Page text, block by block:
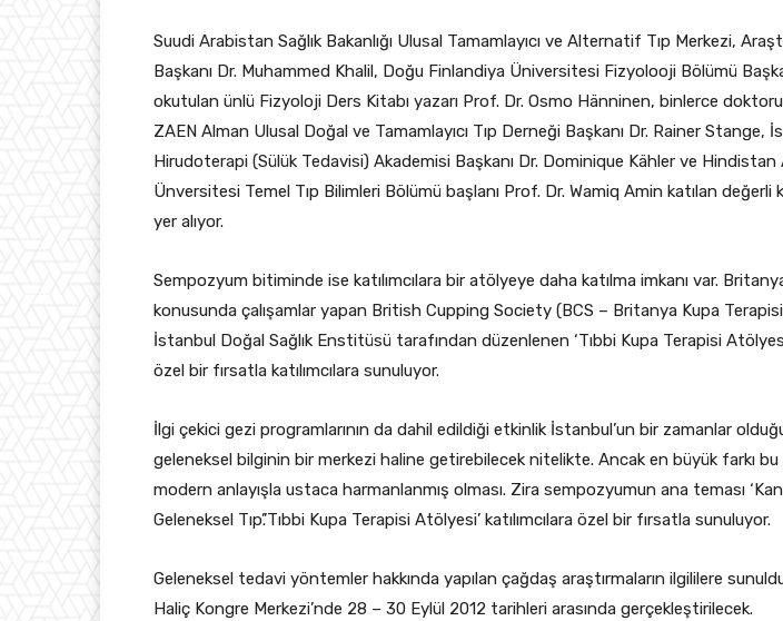
Suudi Arabistan Sağlık Bakanlığı Ulusal Tamamlayıcı ve Alternatif Tıp Merkezi,
Başkanı Dr. Muhammed Khalil, Doğu Finlandiya Üniversitesi Fizyolooji Bölümü
okutulan ünlü Fizyoloji Ders Kitabı yazarı Prof. Dr. Osmo Hänninen, binlerce
ZAEN Alman Ulusal Doğal ve Tamamlayıcı Tıp Derneği Başkanı Dr. Rainer Stange,
Hirudoterapi (Sülük Tedavisi) Akademisi Başkanı Dr. Dominique Kähler ve Hindistan
Ünversitesi Temel Tıp Bilimleri Bölümü başlanı Prof. Dr. Wamiq Amin katılan değerli
yer alıyor.
Sempozyum bitiminde ise katılımcılara bir atölyeye daha katılma imkanı var.
konusunda çalışamlar yapan British Cupping Society (BCS – Britanya Kupa Terapisi
İstanbul Doğal Sağlık Enstitüsü tarafından düzenlenen ‘Tıbbi Kupa Terapisi
özel bir fırsatla katılımcılara sunuluyor.
İlgi çekici gezi programlarının da dahil edildiği etkinlik İstanbul’un bir zamanlar
geleneksel bilginin bir merkezi haline getirebilecek nitelikte. Ancak en büyük farkı bu
modern anlayışla ustaca harmanlanmış olması. Zira sempozyumun ana teması
Geleneksel Tıp’.’Tıbbi Kupa Terapisi Atölyesi’ katılımcılara özel bir fırsatla sunuluyor.
Geleneksel tedavi yöntemler hakkında yapılan çağdaş araştırmaların ilgililere
Haliç Kongre Merkezi’nde 28 – 30 Eylül 2012 tarihleri arasında gerçekleştirilecek.